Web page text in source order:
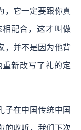
，它一定要跟你真
配合，这才叫做
，并不是因为他背
新改写了礼的定
子在中国传统中国
的收听，我们下次